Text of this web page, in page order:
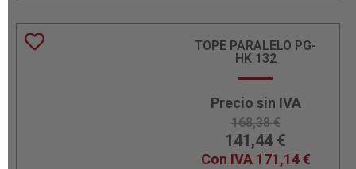
TOPE PARALELO PG-
HK 132
Precio sin IVA
168,38€
141,44 €
Con IVA 171,14€